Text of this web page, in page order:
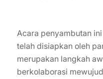
Acara penyambutan
telah disiapkan oleh
merupakan langkah
berkolaborasi